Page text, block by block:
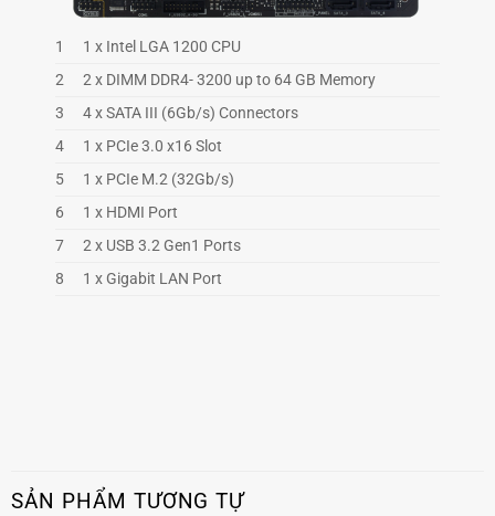
1
1 x Intel LGA 1200 CPU
2
2 x DIMM DDR4- 3200 up to 64 GB Memory
3
4 x SATA III (6Gb/s) Connectors
4
1 x PCIe 3.0 x16 Slot
5
1 x PCIe M.2 (32Gb/s)
6
1 x HDMI Port
7
2 x USB 3.2 Gen1 Ports
8
1 x Gigabit LAN Port
SẢN PHẨM TƯƠNG TỰ